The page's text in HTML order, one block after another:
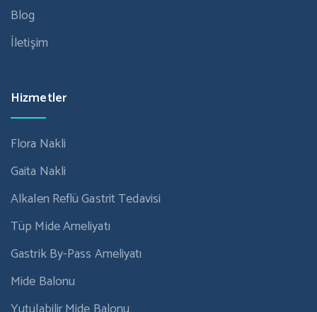
Blog
İletişim
Hizmetler
Flora Nakli
Gaita Nakli
Alkalen Reflü Gastrit Tedavisi
Tüp Mide Ameliyatı
Gastrik By-Pass Ameliyatı
Mide Balonu